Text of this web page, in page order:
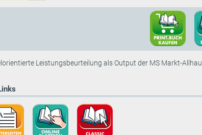
Leistungsbeurteilung als Output der MS Markt-Allhau.